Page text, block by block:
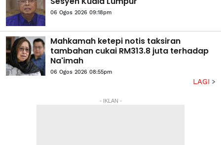
06 Ogos 2026 09:18pm
Mahkamah ketepi notis taksiran
tambahan cukai RM313.8 juta terhadap
Na'imah
06 Ogos 2026 08:55pm
LAGI
- IKLAN -